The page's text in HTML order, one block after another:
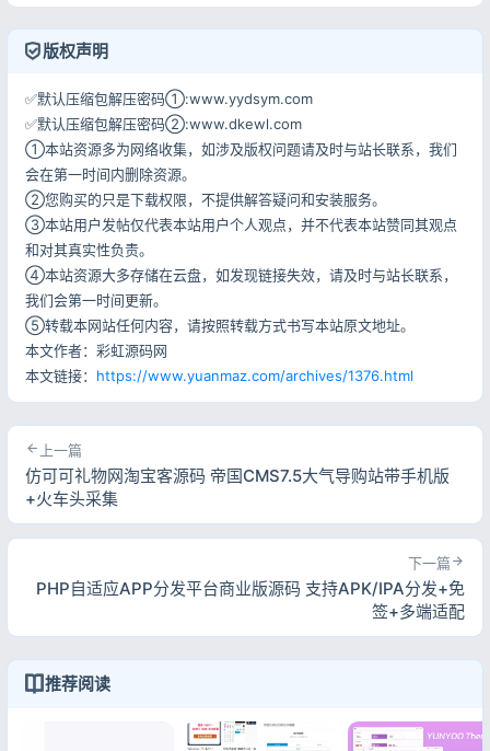
版权声明
✅默认压缩包解压密码①:www.yydsym.com
✅默认压缩包解压密码②:www.dkewl.com
①本站资源多为网络收集，如涉及版权问题请及时与站长联系，我们
会在第一时间内删除资源。
②您购买的只是下载权限，不提供解答疑问和安装服务。
③本站用户发帖仅代表本站用户个人观点，并不代表本站赞同其观点
和对其真实性负责。
④本站资源大多存储在云盘，如发现链接失效，请及时与站长联系，
我们会第一时间更新。
⑤转载本网站任何内容，请按照转载方式书写本站原文地址。
本文作者：彩虹源码网
本文链接： https://www.yuanmaz.com/archives/1376.html
上一篇
仿可可礼物网淘宝客源码 帝国CMS7.5大气导购站带手机版
+火车头采集
下一篇
PHP自适应APP分发平台商业版源码 支持APK/IPA分发+免
签+多端适配
推荐阅读